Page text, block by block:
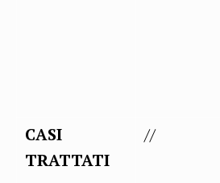
CASI
TRATTATI
//